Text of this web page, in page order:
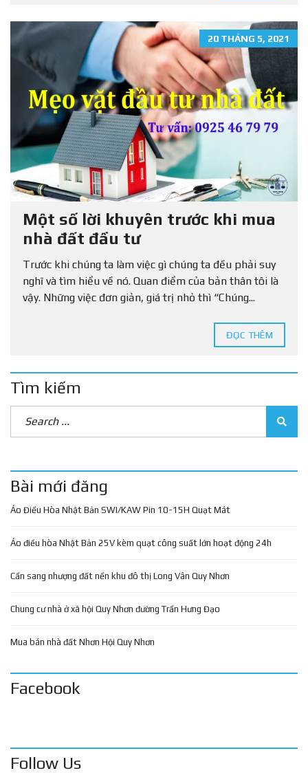
20 THÁNG 5, 2021
Một số lời khuyên trước khi mua
nhà đất đầu tư
Trước khi chúng ta làm việc gì chúng ta đều phải suy
nghĩ và tìm hiểu về nó. Quan điểm của bản thân tôi là
vậy. Những việc đơn giản, giá trị nhỏ thì “Chúng...
ĐỌC THÊM
Tìm kiếm
Bài mới đăng
Áo Điều Hòa Nhật Bản SWI/KAW Pin 10-15H Quạt Mát
Áo điều hòa Nhật Bản 25V kèm quạt công suất lớn hoạt động 24h
Cần sang nhượng đất nền khu đô thị Long Vân Quy Nhơn
Chung cư nhà ở xã hội Quy Nhơn đường Trần Hưng Đạo
Mua bán nhà đất Nhơn Hội Quy Nhơn
Facebook
Follow Us